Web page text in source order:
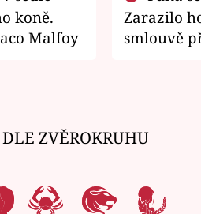
koně.
Malfoy
Zarazilo
smlouvě
ZVĚROKRUHU